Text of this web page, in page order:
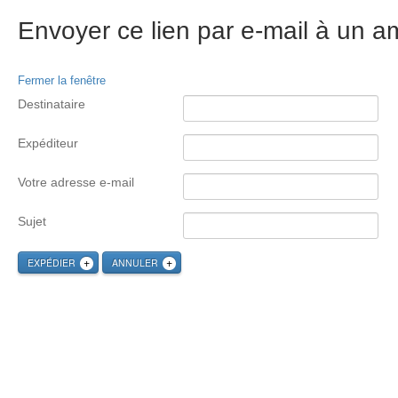
Envoyer ce lien par e-mail à un
Fermer la fenêtre
Destinataire
Expéditeur
Votre adresse e-mail
Sujet
EXPÉDIER ANNULER